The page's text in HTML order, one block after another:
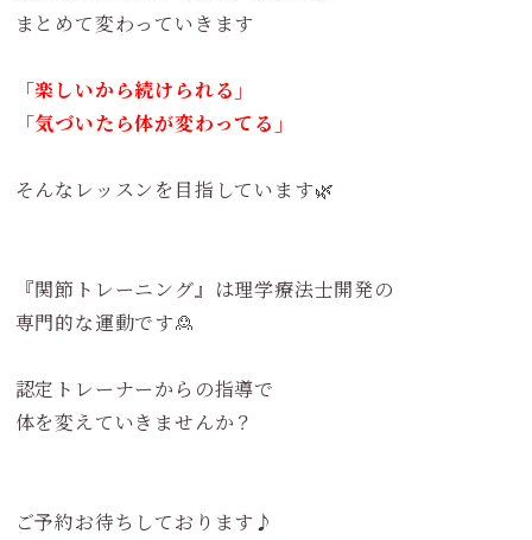
まとめて変わっていきます
「楽しいから続けられる」
「気づいたら体が変わってる」
そんなレッスンを目指しています🌿
『関節トレーニング』は理学療法士開発の
専門的な運動です🙎
認定トレーナーからの指導で
体を変えていきませんか？
ご予約お待ちしております♪